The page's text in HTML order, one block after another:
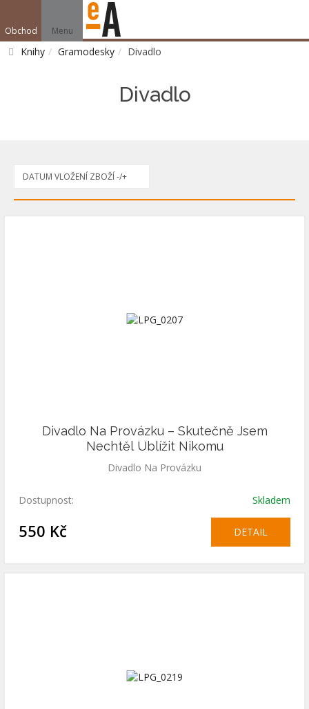
Obchod Menu
Knihy Gramodesky Divadlo
Divadlo
DATUM VLOŽENÍ ZBOŽÍ -/+
Divadlo Na Provázku – Skutečně Jsem
Nechtěl Ublížit Nikomu
Divadlo Na Provázku
Dostupnost: Skladem
550 Kč DETAIL